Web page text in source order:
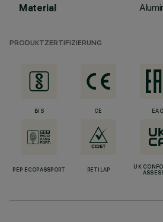
Material
PRODUKTZERTIFIZIERUNG
BIS CE EAC
PEP ECOPASSPORT RETILAP
UK